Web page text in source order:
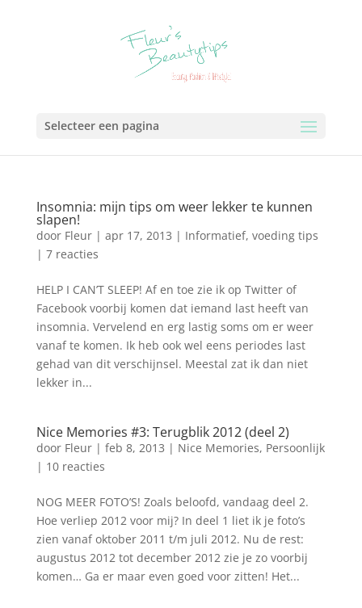
Selecteer een pagina
Insomnia: mijn tips om weer lekker te kunnen
slapen!
door Fleur| apr 17, 2013 | Informatief, voeding tips
| 7 reacties
HELP I CAN’T SLEEP! Af en toe zie ik op Twitter of
Facebook voorbij komen dat iemand last heeft van
insomnia. Vervelend en erg lastig soms om er weer
vanaf te komen. Ik heb ook wel eens periodes last
gehad van dit verschijnsel. Meestal zat ik dan niet
lekker in...
Nice Memories #3: Terugblik 2012 (deel 2)
door Fleur| feb 8, 2013 | Nice Memories, Persoonlijk
| 10 reacties
NOG MEER FOTO’S! Zoals beloofd, vandaag deel 2.
Hoe verliep 2012 voor mij? In deel 1 liet ik je foto’s
zien vanaf oktober 2011 t/m juli 2012. Nu de rest:
augustus 2012 tot december 2012 zie je zo voorbij
komen… Ga er maar even goed voor zitten! Het...